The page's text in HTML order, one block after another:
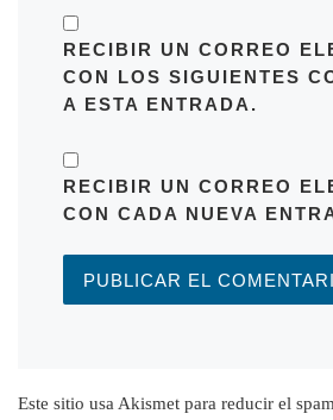
RECIBIR UN CORREO
CON LOS SIGUIENTES
A ESTA ENTRADA.
RECIBIR UN CORREO
CON CADA NUEVA
Este sitio usa Akismet para reducir el